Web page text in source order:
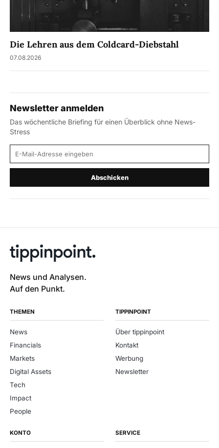
Die Lehren aus dem Coldcard-Diebstahl
07.08.2026
Newsletter anmelden
Das wöchentliche Briefing für einen Überblick ohne News-
Stress
E-Mail-Adresse
Abschicken
News und Analysen.
Auf den Punkt.
THEMEN
News
Financials
Markets
Digital Assets
Tech
Impact
People
TIPPINPOINT
Über tippinpoint
Kontakt
Werbung
Newsletter
KONTO SERVICE